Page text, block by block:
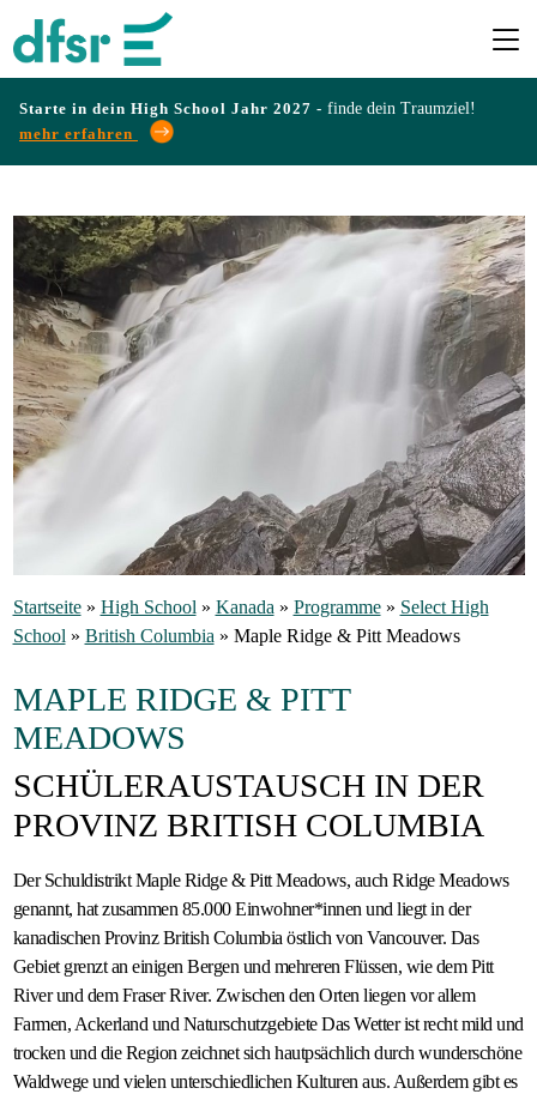
Starte in dein High School Jahr 2027 - finde dein Traumziel!
mehr erfahren
Programme
Infos
&
Erfahrungen
Gastfamilie
werden
Startseite» High School» Kanada» Programme» Select High
School» British Columbia» Maple Ridge & Pitt Meadows
MAPLE RIDGE & PITT
MEADOWS
SCHÜLERAUSTAUSCH IN DER
PROVINZ BRITISH COLUMBIA
Der Schuldistrikt Maple Ridge & Pitt Meadows, auch Ridge Meadows
genannt, hat zusammen 85.000 Einwohner*innen und liegt in der
kanadischen Provinz British Columbia östlich von Vancouver. Das
Gebiet grenzt an einigen Bergen und mehreren Flüssen, wie dem Pitt
River und dem Fraser River. Zwischen den Orten liegen vor allem
Farmen, Ackerland und Naturschutzgebiete Das Wetter ist recht mild und
trocken und die Region zeichnet sich hautpsächlich durch wunderschöne
Waldwege und vielen unterschiedlichen Kulturen aus. Außerdem gibt es